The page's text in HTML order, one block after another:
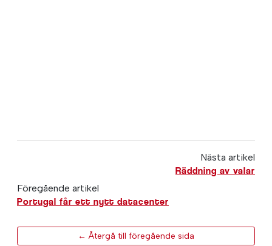
Nästa artikel
Räddning av valar
Föregående artikel
Portugal får ett nytt datacenter
← Återgå till föregående sida